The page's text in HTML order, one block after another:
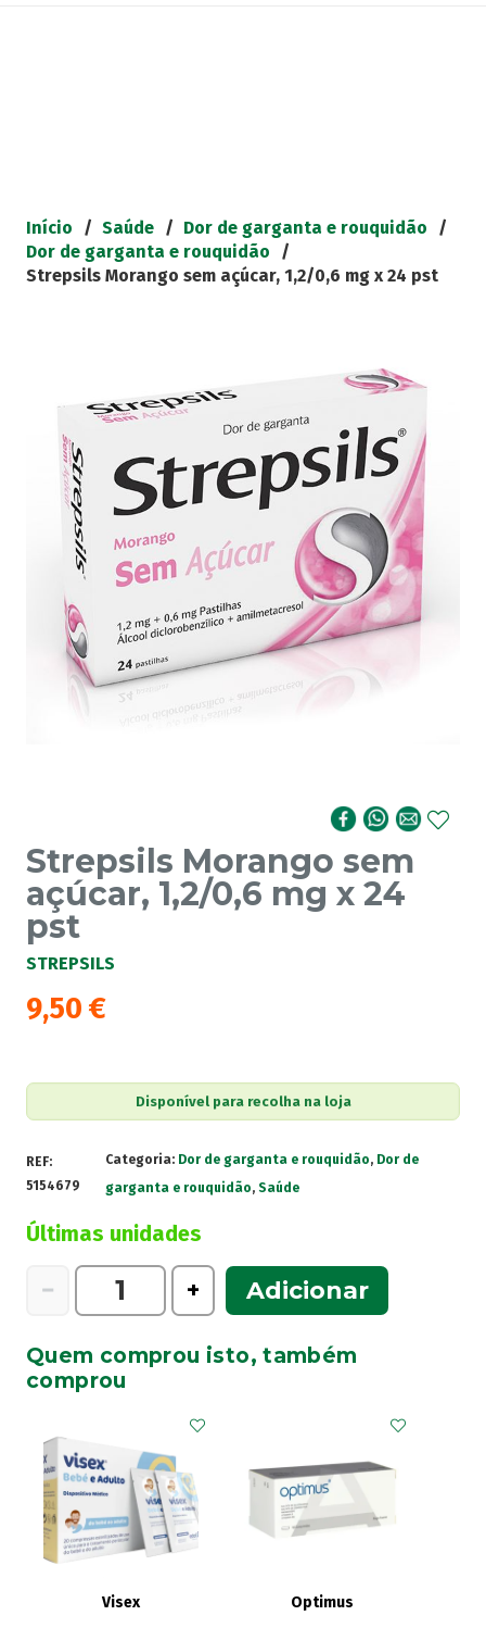
Início / Saúde / Dor de garganta e rouquidão
/
Dor de garganta e rouquidão
/
Strepsils Morango sem açúcar, 1,2/0,6 mg x 24 pst
Strepsils Morango sem
açúcar, 1,2/0,6 mg x 24
pst
STREPSILS
9,50 €
Disponível para recolha na loja
REF:
5154679
Categoria: Dor de garganta e rouquidão, Dor de
garganta e rouquidão, Saúde
Últimas unidades
−
Quantidade
Morango
sem
1,2/0,6
mg
pst
+ Adicionar
Quem comprou isto, também
comprou
Visex Optimus